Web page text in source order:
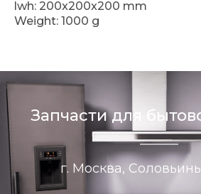
lwh: 200x200x200 mm
Weight: 1000 g
Запчасти для
г. Москва,